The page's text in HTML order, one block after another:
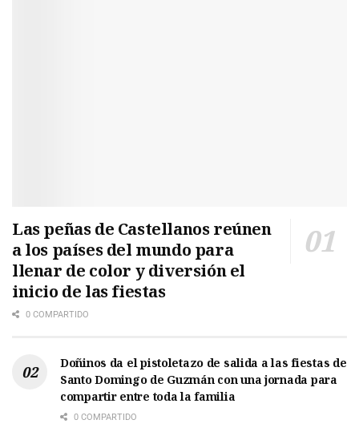
Las peñas de Castellanos reúnen
a los países del mundo para
llenar de color y diversión el
inicio de las fiestas
0 COMPARTIDO
Doñinos da el pistoletazo de salida a las fiestas de
Santo Domingo de Guzmán con una jornada para
compartir entre toda la familia
0 COMPARTIDO